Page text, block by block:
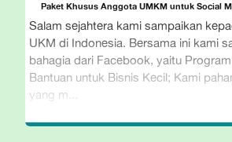
Paket Khusus Anggota UMKM untuk Social
Salam sejahtera kami sampaikan
UKM di Indonesia. Bersama ini kami
bahagia dari Facebook, yaitu
Bantuan untuk Bisnis Kecil; Kami
yang m...